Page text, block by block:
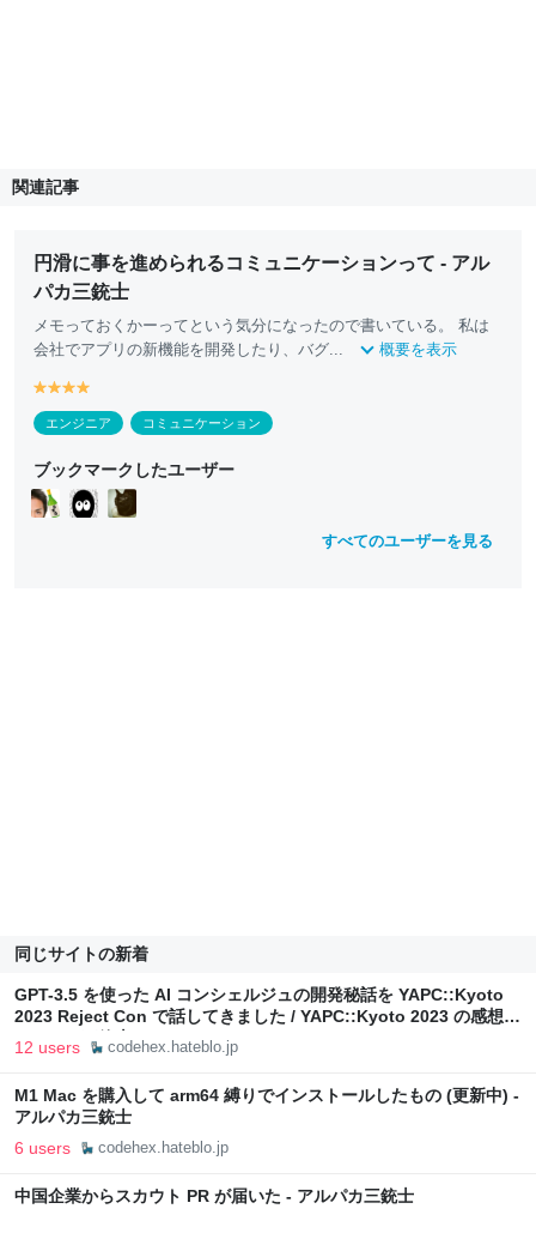
関連記事
円滑に事を進められるコミュニケーションって - アル
パカ三銃士
メモっておくかーってという気分になったので書いている。 私は
会社でアプリの新機能を開発したり、バグ...
概要を表示
y
e
ll
w
y
e
ll
o
w
y
e
ll
w
e
ll
w
エンジニア コミュニケーション
ブックマークしたユーザー
すべてのユーザーを見る
同じサイトの新着
GPT-3.5 を使った AI コンシェルジュの開発秘話を YAPC::Kyoto
2023 Reject Con で話してきました / YAPC::Kyoto 2023 の感想 -
アルパカ三銃士
12 users codehex.hateblo.jp
M1 Mac を購入して arm64 縛りでインストールしたもの (更新中) -
アルパカ三銃士
6 users codehex.hateblo.jp
中国企業からスカウト PR が届いた - アルパカ三銃士